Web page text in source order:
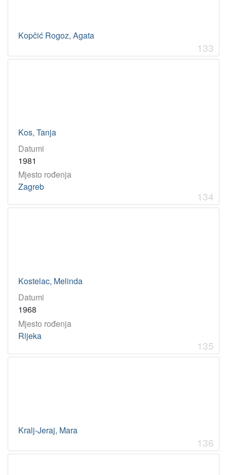
Kopčić Rogoz, Agata
133
Kos, Tanja
Datumi
1981
Mjesto rođenja
Zagreb
134
Kostelac, Melinda
Datumi
1968
Mjesto rođenja
Rijeka
135
Kralj-Jeraj, Mara
136